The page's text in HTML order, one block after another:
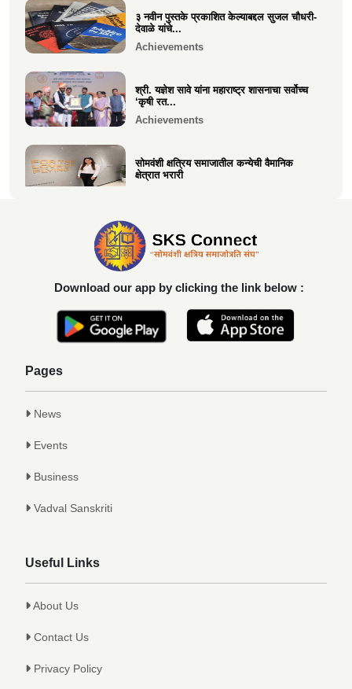
श्री. श्रीहास चुरी यांच्या आयईसीए फाउंडेशनच्या
पुरुष वृद्धाश...
Festive
३ नवीन पुस्तके प्रकाशित केल्याबद्दल सुजल चौधरी-
देवाळे यांचे...
Achievements
श्री. यज्ञेश सावे यांना महाराष्ट्र शासनाचा सर्वोच्च
‘कृषी रत...
Achievements
सोमवंशी क्षत्रिय समाजातील कन्येची वैमानिक
क्षेत्रात भरारी
दिलीप हरीचंद्र वर्तक चटाळे यांचे एलएलबी परीक्षेत
यश
Achievements
कु. आलाप किशोर सावे, आपल्या अथक परिश्रम व
गुणवत्तेवर यशस्वीर...
Achievements
Download our app by clicking the link below :
Pages
News
Events
Business
Vadval Sanskriti
Useful Links
About Us
Contact Us
Privacy Policy